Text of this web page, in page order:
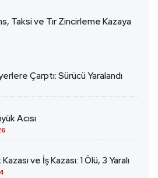
Taksi ve Tır Zincirleme Kazaya
Çarptı: Sürücü Yaralandı
Acısı
ve İş Kazası: 1 Ölü, 3 Yaralı